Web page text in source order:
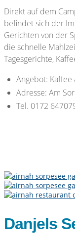
Direkt auf dem
befindet sich der
Gerichten von der
die schnelle
Tagesgerichte,
Angebot: Kaffee
Adresse: Am
Tel. 0172
Danjels